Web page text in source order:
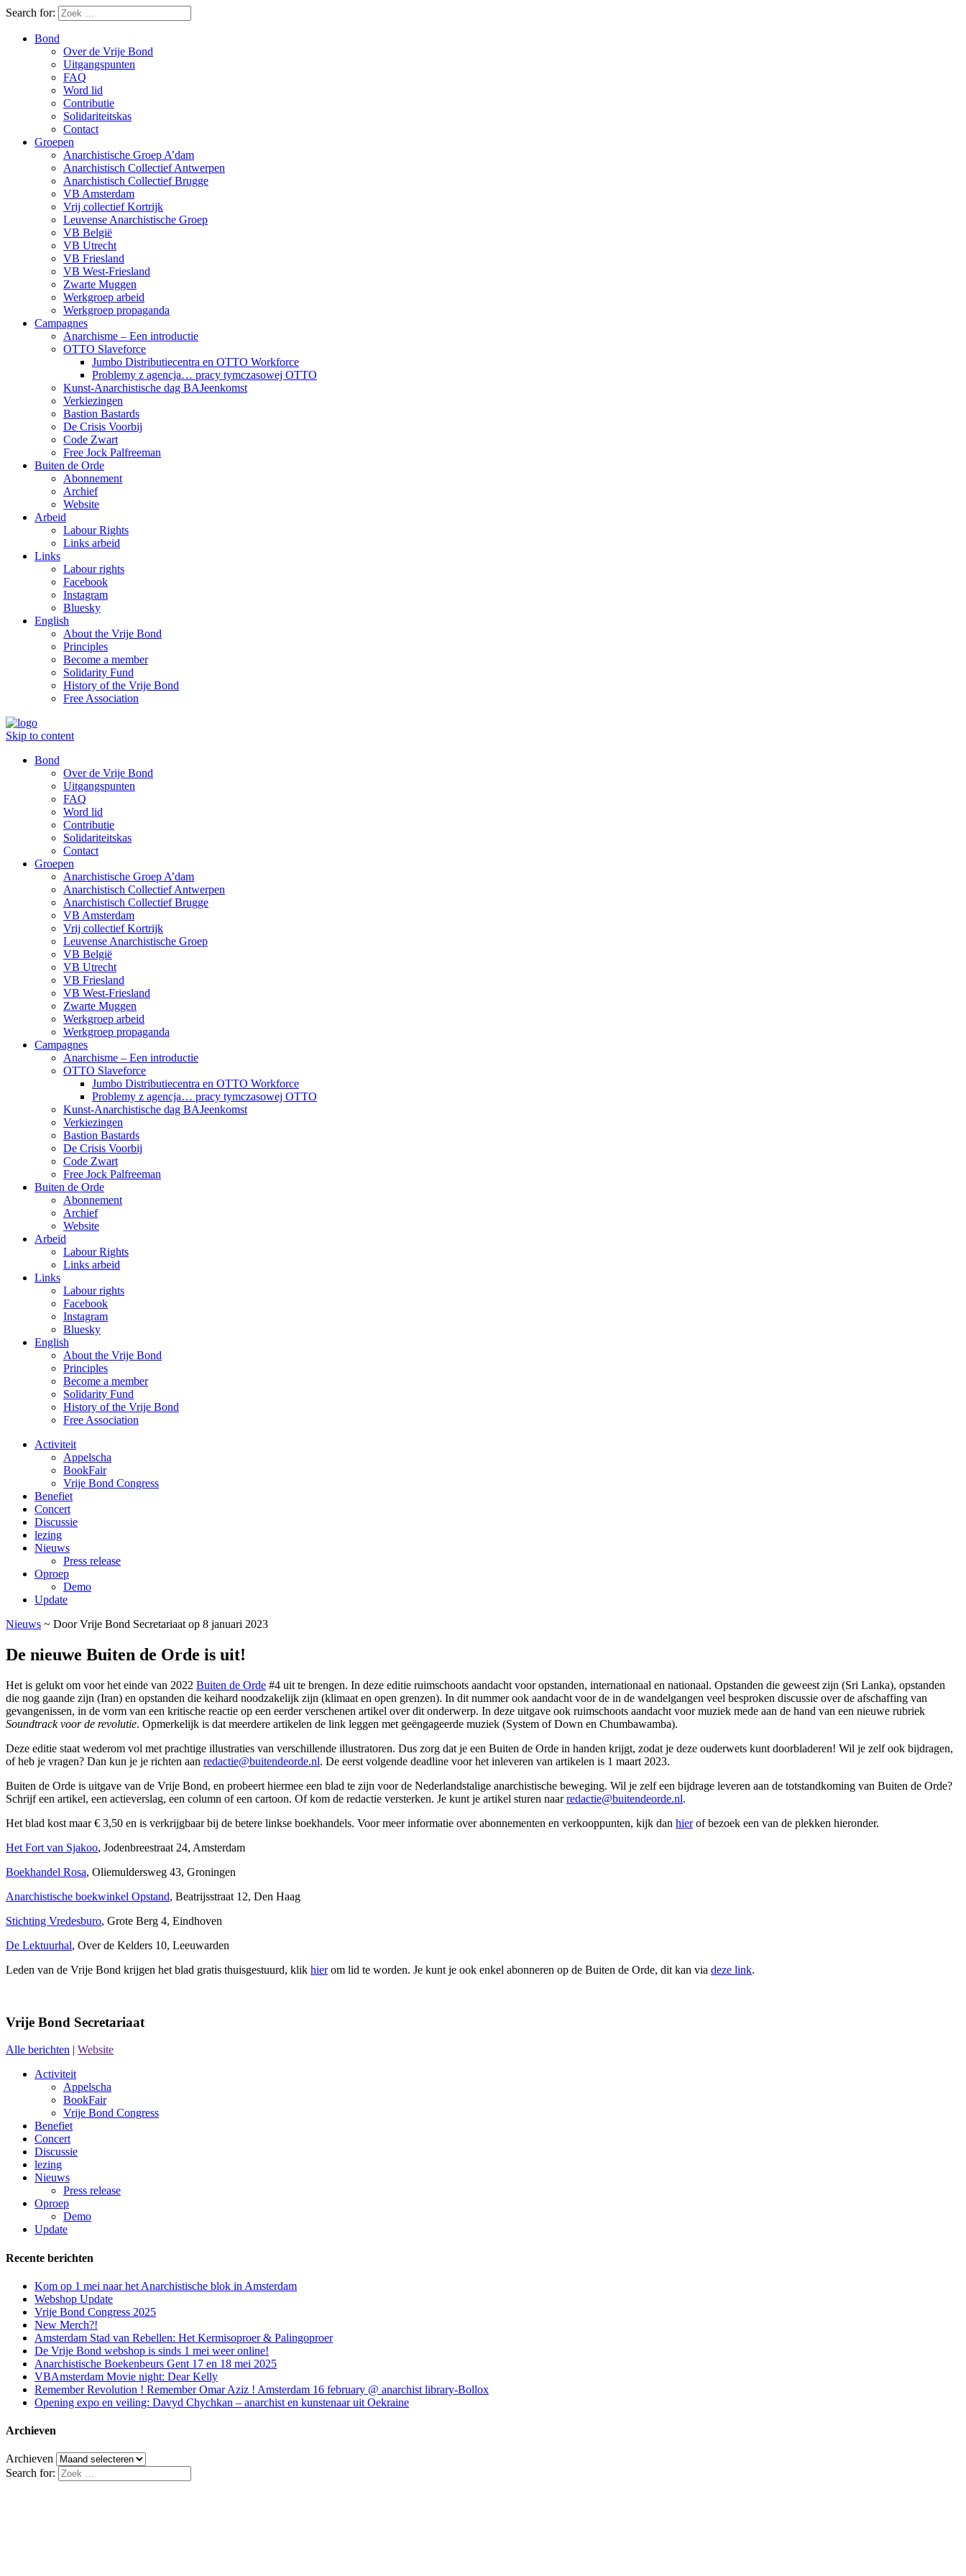
Search for:
Bond
Over de Vrije Bond
Uitgangspunten
FAQ
Word lid
Contributie
Solidariteitskas
Contact
Groepen
Anarchistische Groep A’dam
Anarchistisch Collectief Antwerpen
Anarchistisch Collectief Brugge
VB Amsterdam
Vrij collectief Kortrijk
Leuvense Anarchistische Groep
VB België
VB Utrecht
VB Friesland
VB West-Friesland
Zwarte Muggen
Werkgroep arbeid
Werkgroep propaganda
Campagnes
Anarchisme – Een introductie
OTTO Slaveforce
Jumbo Distributiecentra en OTTO Workforce
Problemy z agencja… pracy tymczasowej OTTO
Kunst-Anarchistische dag BAJeenkomst
Verkiezingen
Bastion Bastards
De Crisis Voorbij
Code Zwart
Free Jock Palfreeman
Buiten de Orde
Abonnement
Archief
Website
Arbeid
Labour Rights
Links arbeid
Links
Labour rights
Facebook
Instagram
Bluesky
English
About the Vrije Bond
Principles
Become a member
Solidarity Fund
History of the Vrije Bond
Free Association
Skip to content
Bond
Over de Vrije Bond
Uitgangspunten
FAQ
Word lid
Contributie
Solidariteitskas
Contact
Groepen
Anarchistische Groep A’dam
Anarchistisch Collectief Antwerpen
Anarchistisch Collectief Brugge
VB Amsterdam
Vrij collectief Kortrijk
Leuvense Anarchistische Groep
VB België
VB Utrecht
VB Friesland
VB West-Friesland
Zwarte Muggen
Werkgroep arbeid
Werkgroep propaganda
Campagnes
Anarchisme – Een introductie
OTTO Slaveforce
Jumbo Distributiecentra en OTTO Workforce
Problemy z agencja… pracy tymczasowej OTTO
Kunst-Anarchistische dag BAJeenkomst
Verkiezingen
Bastion Bastards
De Crisis Voorbij
Code Zwart
Free Jock Palfreeman
Buiten de Orde
Abonnement
Archief
Website
Arbeid
Labour Rights
Links arbeid
Links
Labour rights
Facebook
Instagram
Bluesky
English
About the Vrije Bond
Principles
Become a member
Solidarity Fund
History of the Vrije Bond
Free Association
Activiteit
Appelscha
BookFair
Vrije Bond Congress
Benefiet
Concert
Discussie
lezing
Nieuws
Press release
Oproep
Demo
Update
Nieuws ~ Door Vrije Bond Secretariaat op 8 januari 2023
De nieuwe Buiten de Orde is uit!
Het is gelukt om voor het einde van 2022 Buiten de Orde #4 uit te brengen. In deze editie ruimschoots aandacht voor opstanden, internationaal en nationaal. Opstanden die geweest zijn (Sri Lanka), opstanden
die nog gaande zijn (Iran) en opstanden die keihard noodzakelijk zijn (klimaat en open grenzen). In dit nummer ook aandacht voor de in de wandelgangen veel besproken discussie over de afschaffing van
gevangenissen, in de vorm van een kritische reactie op een eerder verschenen artikel over dit onderwerp. In deze uitgave ook ruimschoots aandacht voor muziek mede aan de hand van een nieuwe rubriek
Soundtrack voor de revolutie. Opmerkelijk is dat meerdere artikelen de link leggen met geëngageerde muziek (System of Down en Chumbawamba).
Deze editie staat wederom vol met prachtige illustraties van verschillende illustratoren. Dus zorg dat je een Buiten de Orde in handen krijgt, zodat je deze ouderwets kunt doorbladeren! Wil je zelf ook bijdragen,
of heb je vragen? Dan kun je je richten aan redactie@buitendeorde.nl. De eerst volgende deadline voor het inleveren van artikelen is 1 maart 2023.
Buiten de Orde is uitgave van de Vrije Bond, en probeert hiermee een blad te zijn voor de Nederlandstalige anarchistische beweging. Wil je zelf een bijdrage leveren aan de totstandkoming van Buiten de Orde?
Schrijf een artikel, een actieverslag, een column of een cartoon. Of kom de redactie versterken. Je kunt je artikel sturen naarredactie@buitendeorde.nl.
Het blad kost maar € 3,50 en is verkrijgbaar bij de betere linkse boekhandels. Voor meer informatie over abonnementen en verkooppunten, kijk dan hierof bezoek een van de plekken hieronder.
Het Fort van Sjakoo, Jodenbreestraat 24, Amsterdam
Boekhandel Rosa, Oliemuldersweg 43, Groningen
Anarchistische boekwinkel Opstand, Beatrijsstraat 12, Den Haag
Stichting Vredesburo, Grote Berg 4, Eindhoven
De Lektuurhal, Over de Kelders 10, Leeuwarden
Leden van de Vrije Bond krijgen het blad gratis thuisgestuurd, klik hierom lid te worden. Je kunt je ook enkel abonneren op de Buiten de Orde, dit kan via deze link.
Vrije Bond Secretariaat
Alle berichten | Website
Activiteit
Appelscha
BookFair
Vrije Bond Congress
Benefiet
Concert
Discussie
lezing
Nieuws
Press release
Oproep
Demo
Update
Recente berichten
Kom op 1 mei naar het Anarchistische blok in Amsterdam
Webshop Update
Vrije Bond Congress 2025
New Merch?!
Amsterdam Stad van Rebellen: Het Kermisoproer & Palingoproer
De Vrije Bond webshop is sinds 1 mei weer online!
Anarchistische Boekenbeurs Gent 17 en 18 mei 2025
VBAmsterdam Movie night: Dear Kelly
Remember Revolution ! Remember Omar Aziz ! Amsterdam 16 february @ anarchist library-Bollox
Opening expo en veiling: Davyd Chychkan – anarchist en kunstenaar uit Oekraine
Archieven
Archieven
Search for: